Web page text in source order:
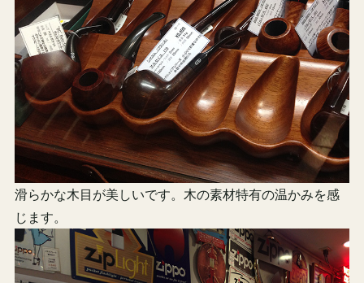
滑らかな木目が美しいです。木の素材特有の温かみを感
じます。